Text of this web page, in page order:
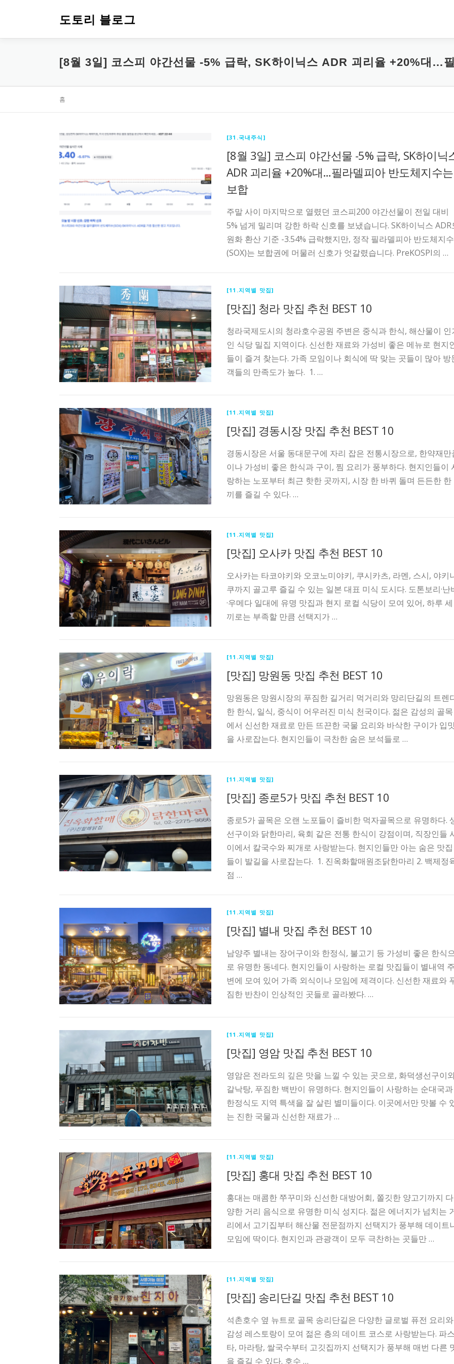
로
도토리 블로그
[8월 3일] 코스피 야간선물 -5% 급락, SK하이닉스 ADR 괴리율 +20%대…
홈
[31.국내주식]
[8월 3일] 코스피 야간선물 -5% 급락, SK하이닉
ADR 괴리율 +20%대…필라델피아 반도체지수는
보합
주말 사이 마지막으로 열렸던 코스피200 야간선물이 전일 대비
5% 넘게 밀리며 강한 하락 신호를 보냈습니다. SK하이닉스 ADR
원화 환산 기준 -3.54% 급락했지만, 정작 필라델피아 반도체지수
(SOX)는 보합권에 머물러 신호가 엇갈렸습니다. PreKOSPI의 …
[11.지역별 맛집]
[맛집] 청라 맛집 추천 BEST 10
청라국제도시의 청라호수공원 주변은 중식과 한식, 해산물이 인
인 식당 밀집 지역이다. 신선한 재료와 가성비 좋은 메뉴로 현지
들이 즐겨 찾는다. 가족 모임이나 회식에 딱 맞는 곳들이 많아 방
객들의 만족도가 높다. ​ 1. …
[11.지역별 맛집]
[맛집] 경동시장 맛집 추천 BEST 10
경동시장은 서울 동대문구에 자리 잡은 전통시장으로, 한약재만
이나 가성비 좋은 한식과 구이, 찜 요리가 풍부하다. 현지인들이
랑하는 노포부터 최근 핫한 곳까지, 시장 한 바퀴 돌며 든든한 한
끼를 즐길 수 있다. …
[11.지역별 맛집]
[맛집] 오사카 맛집 추천 BEST 10
오사카는 타코야키와 오코노미야키, 쿠시카츠, 라멘, 스시, 야키
쿠까지 골고루 즐길 수 있는 일본 대표 미식 도시다. 도톤보리·난
·우메다 일대에 유명 맛집과 현지 로컬 식당이 모여 있어, 하루 세
끼로는 부족할 만큼 선택지가 …
[11.지역별 맛집]
[맛집] 망원동 맛집 추천 BEST 10
망원동은 망원시장의 푸짐한 길거리 먹거리와 망리단길의 트렌
한 한식, 일식, 중식이 어우러진 미식 천국이다. 젊은 감성의 골목
에서 신선한 재료로 만든 뜨끈한 국물 요리와 바삭한 구이가 입
을 사로잡는다. 현지인들이 극찬한 숨은 보석들로 …
[11.지역별 맛집]
[맛집] 종로5가 맛집 추천 BEST 10
종로5가 골목은 오랜 노포들이 즐비한 먹자골목으로 유명하다.
선구이와 닭한마리, 육회 같은 전통 한식이 강점이며, 직장인들
이에서 칼국수와 찌개로 사랑받는다. 현지인들만 아는 숨은 맛집
들이 발길을 사로잡는다. ​​ 1. 진옥화할매원조닭한마리 2. 백제정
점 …
[11.지역별 맛집]
[맛집] 별내 맛집 추천 BEST 10
남양주 별내는 장어구이와 한정식, 불고기 등 가성비 좋은 한식
로 유명한 동네다. 현지인들이 사랑하는 로컬 맛집들이 별내역 주
변에 모여 있어 가족 외식이나 모임에 제격이다. 신선한 재료와
짐한 반찬이 인상적인 곳들로 골라봤다. …
[11.지역별 맛집]
[맛집] 영암 맛집 추천 BEST 10
영암은 전라도의 깊은 맛을 느낄 수 있는 곳으로, 화덕생선구이
갈낙탕, 푸짐한 백반이 유명하다. 현지인들이 사랑하는 순대국과
한정식도 지역 특색을 잘 살린 별미들이다. 이곳에서만 맛볼 수
는 진한 국물과 신선한 재료가 …
[11.지역별 맛집]
[맛집] 홍대 맛집 추천 BEST 10
홍대는 매콤한 쭈꾸미와 신선한 대방어회, 쫄깃한 양고기까지 다
양한 거리 음식으로 유명한 미식 성지다. 젊은 에너지가 넘치는
리에서 고기집부터 해산물 전문점까지 선택지가 풍부해 데이트
모임에 딱이다. 현지인과 관광객이 모두 극찬하는 곳들만 …
[11.지역별 맛집]
[맛집] 송리단길 맛집 추천 BEST 10
석촌호수 옆 뉴트로 골목 송리단길은 다양한 글로벌 퓨전 요리와
감성 레스토랑이 모여 젊은 층의 데이트 코스로 사랑받는다. 파스
타, 마라탕, 쌀국수부터 고깃집까지 선택지가 풍부해 매번 다른
을 즐길 수 있다. 호수 …